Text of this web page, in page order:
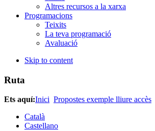
Altres recursos a la xarxa
Programacions
Teixits
La teva programació
Avaluació
Skip to content
Ruta
Ets aquí:Inici Propostes exemple lliure accès
Català
Castellano